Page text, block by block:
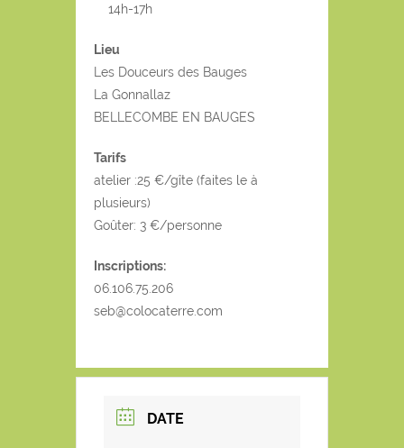
14h-17h
Lieu
Les Douceurs des Bauges
La Gonnallaz
BELLECOMBE EN BAUGES
Tarifs
atelier :25 €/gîte (faites le à
plusieurs)
Goûter: 3 €/personne
Inscriptions:
06.106.75.206
seb@colocaterre.com
DATE